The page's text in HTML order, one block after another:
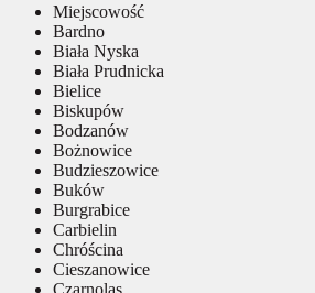
Miejscowość
Bardno
Biała Nyska
Biała Prudnicka
Bielice
Biskupów
Bodzanów
Bożnowice
Budzieszowice
Buków
Burgrabice
Carbielin
Chróścina
Cieszanowice
Czarnolas